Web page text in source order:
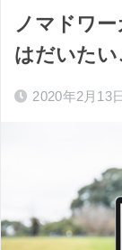
ノマドワ
はだいた
2020年2月13日